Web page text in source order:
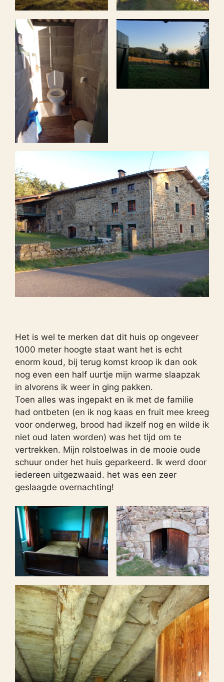
Het is wel te merken dat dit huis op ongeveer
1000 meter hoogte staat want het is echt
enorm koud, bij terug komst kroop ik dan ook
nog even een half uurtje mijn warme slaapzak
in alvorens ik weer in ging pakken.
Toen alles was ingepakt en ik met de familie
had ontbeten (en ik nog kaas en fruit mee kreeg
voor onderweg, brood had ikzelf nog en wilde ik
niet oud laten worden) was het tijd om te
vertrekken. Mijn rolstoelwas in de mooie oude
schuur onder het huis geparkeerd. Ik werd door
iedereen uitgezwaaid. het was een zeer
geslaagde overnachting!